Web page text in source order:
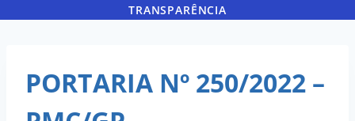
TRANSPARÊNCIA
PORTARIA Nº 250/2022 –